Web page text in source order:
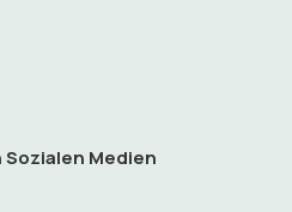
Sozialen Medien